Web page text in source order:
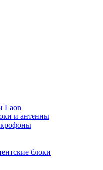
Laon
и антенны
блоки